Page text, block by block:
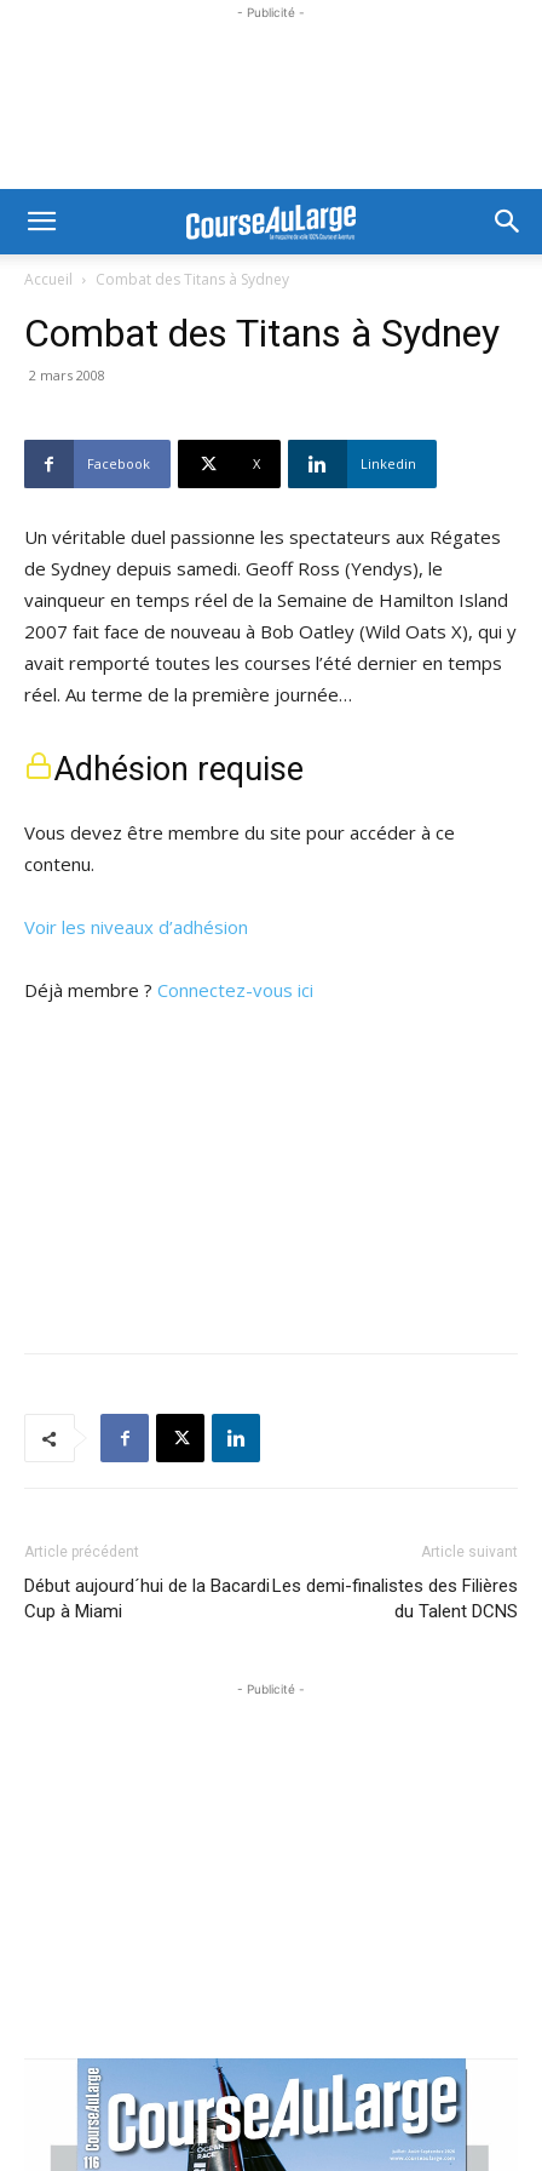
- Publicité -
Accueil Combat des Titans à Sydney
Combat des Titans à Sydney
2 mars 2008
Facebook X Linkedin
Un véritable duel passionne les spectateurs aux Régates
de Sydney depuis samedi. Geoff Ross (Yendys), le
vainqueur en temps réel de la Semaine de Hamilton Island
2007 fait face de nouveau à Bob Oatley (Wild Oats X), qui y
avait remporté toutes les courses l’été dernier en temps
réel. Au terme de la première journée…
Adhésion requise
Vous devez être membre du site pour accéder à ce
contenu.
Voir les niveaux d’adhésion
Déjà membre ? Connectez-vous ici
Article précédent
Début aujourd´hui de la Bacardi
Cup à Miami
Article suivant
Les demi-finalistes des Filières
du Talent DCNS
- Publicité -